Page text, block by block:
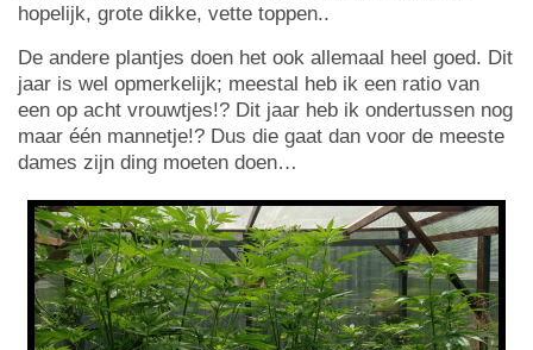
hopelijk, grote dikke, vette toppen..
De andere plantjes doen het ook allemaal heel goed. Dit
jaar is wel opmerkelijk; meestal heb ik een ratio van
een op acht vrouwtjes!? Dit jaar heb ik ondertussen nog
maar één mannetje!? Dus die gaat dan voor de meeste
dames zijn ding moeten doen…